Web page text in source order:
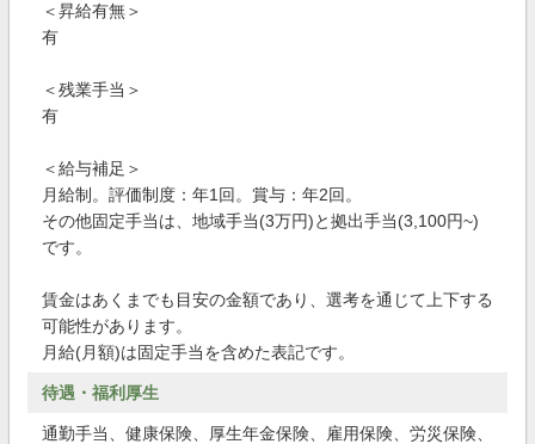
＜昇給有無＞
有
＜残業手当＞
有
＜給与補足＞
月給制。評価制度：年1回。賞与：年2回。
その他固定手当は、地域手当(3万円)と拠出手当(3,100円~)
です。
賃金はあくまでも目安の金額であり、選考を通じて上下する
可能性があります。
月給(月額)は固定手当を含めた表記です。
待遇・福利厚生
通勤手当、健康保険、厚生年金保険、雇用保険、労災保険、